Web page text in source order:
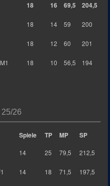
18 16 69,5 204,5
18 14 59 200
18 12 60 201
18 10 56,5 194
26
Spiele TP MP SP
14 25 79,5 212,5
14 18 71,5 197,5